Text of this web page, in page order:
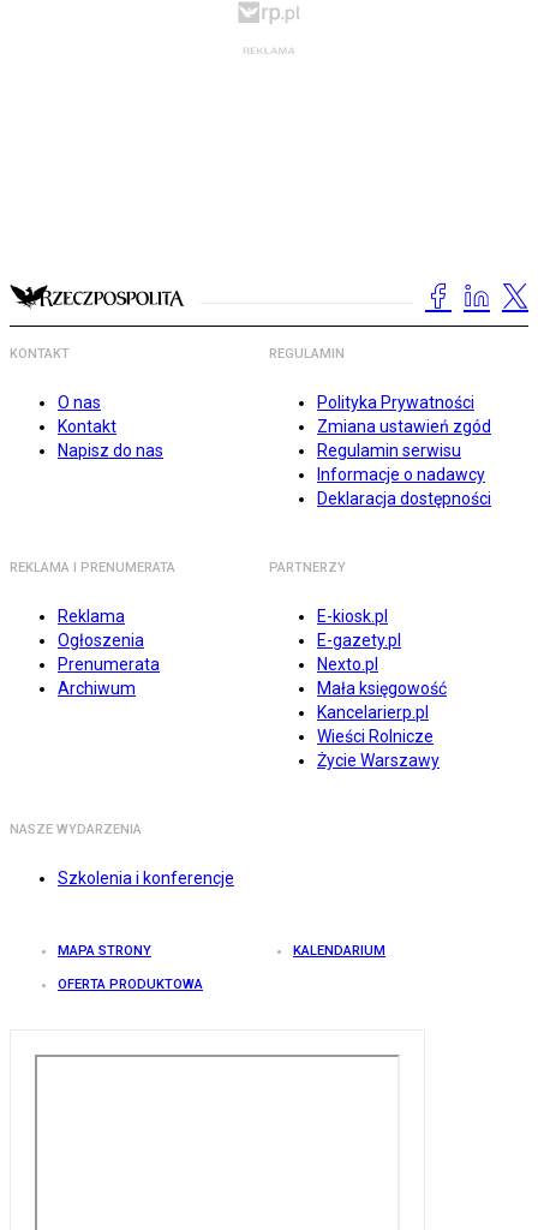
KONTAKT
O nas
Kontakt
Napisz do nas
REGULAMIN
Polityka Prywatności
Zmiana ustawień zgód
Regulamin serwisu
Informacje o nadawcy
Deklaracja dostępności
REKLAMA I PRENUMERATA
Reklama
Ogłoszenia
Prenumerata
Archiwum
PARTNERZY
E-kiosk.pl
E-gazety.pl
Nexto.pl
Mała księgowość
Kancelarierp.pl
Wieści Rolnicze
Życie Warszawy
NASZE WYDARZENIA
Szkolenia i konferencje
MAPA STRONY KALENDARIUM
OFERTA PRODUKTOWA